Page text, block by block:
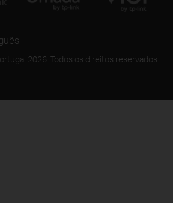
2026. Todos os direitos reservados.